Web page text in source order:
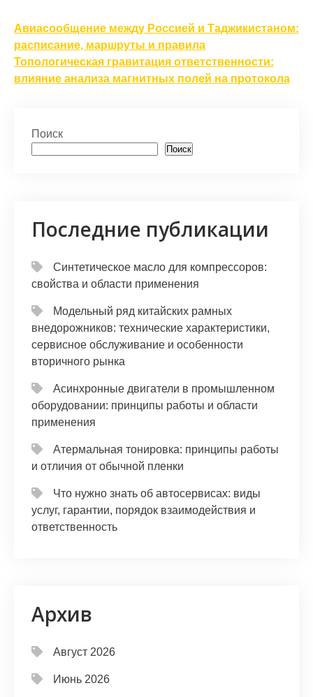
Навигация
по
записям
Авиасообщение между Россией и Таджикистаном:
расписание, маршруты и правила
Топологическая гравитация ответственности:
влияние анализа магнитных полей на протокола
Поиск
Поиск
Последние публикации
Синтетическое масло для компрессоров:
свойства и области применения
Модельный ряд китайских рамных
внедорожников: технические характеристики,
сервисное обслуживание и особенности
вторичного рынка
Асинхронные двигатели в промышленном
оборудовании: принципы работы и области
применения
Атермальная тонировка: принципы работы
и отличия от обычной пленки
Что нужно знать об автосервисах: виды
услуг, гарантии, порядок взаимодействия и
ответственность
Архив
Август 2026
Июнь 2026